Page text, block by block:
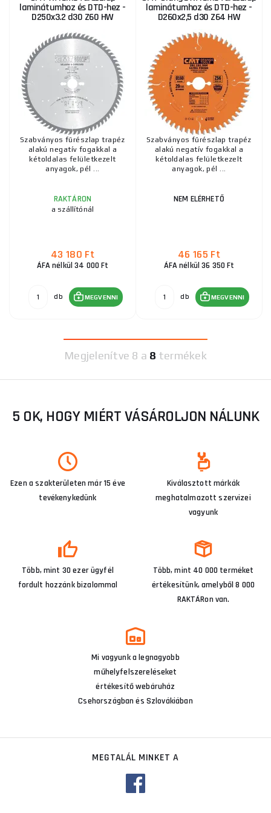
laminátumhoz és DTD-hez -
D250x3.2 d30 Z60 HW
Szabványos fűrészlap trapéz
alakú negatív fogakkal a
kétoldalas felületkezelt
anyagok, pél ...
RAKTÁRON
a szállítónál
43 180 Ft
ÁFA nélkül 34 000 Ft
db MEGVENNI
laminátumhoz és DTD-hez -
D260x2,5 d30 Z64 HW
Szabványos fűrészlap trapéz
alakú negatív fogakkal a
kétoldalas felületkezelt
anyagok, pél ...
NEM ELÉRHETŐ
46 165 Ft
ÁFA nélkül 36 350 Ft
db MEGVENNI
Megjelenítve 8 a 8 termékek
5 OK, HOGY MIÉRT VÁSÁROLJON NÁLUNK
Ezen a szakterületen már 15 éve
tevékenykedünk
Kiválasztott márkák
meghatalmazott szervizei
vagyunk
Több, mint 30 ezer ügyfél
fordult hozzánk bizalommal
Több, mint 40 000 terméket
értékesítünk, amelyből 8 000
RAKTÁRon van.
Mi vagyunk a legnagyobb
műhelyfelszereléseket
értékesítő webáruház
Csehországban és Szlovákiában
MEGTALÁL MINKET A